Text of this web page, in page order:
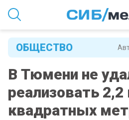
ОБЩЕСТВО
В Тюмени не
реализовать 2,2
квадратных